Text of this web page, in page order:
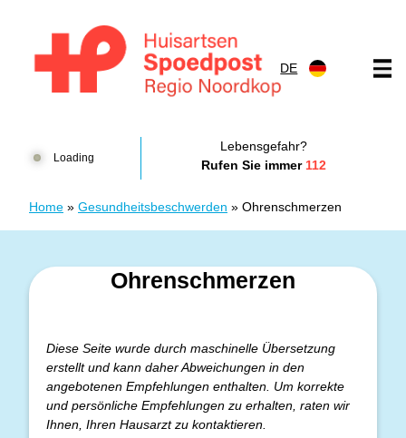
DE
Loading
Lebensgefahr?
Rufen Sie immer 112
Home » Gesundheitsbeschwerden » Ohrenschmerzen
Ohrenschmerzen
Diese Seite wurde durch maschinelle Übersetzung
erstellt und kann daher Abweichungen in den
angebotenen Empfehlungen enthalten. Um korrekte
und persönliche Empfehlungen zu erhalten, raten wir
Ihnen, Ihren Hausarzt zu kontaktieren.